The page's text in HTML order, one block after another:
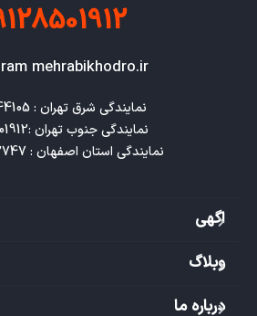
mehrabikhodro.ir
نمایندگی استان اصفهان : 09367652747
اگهی
وبلاگ
درباره ما